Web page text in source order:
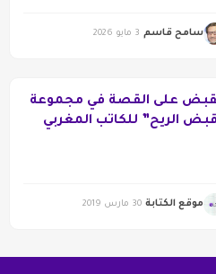
سامح قاسم 3 مايو 2026
القبض على القصة في مجموعة
“قبض الريح” للكاتب المغربي
موقع الكتابة 30 مارس 2019